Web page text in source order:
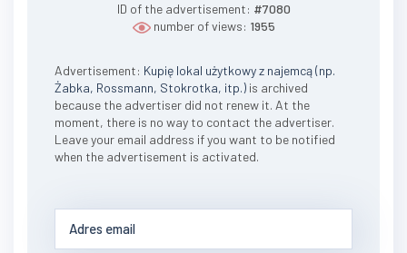
ID of the advertisement: #7080
number of views: 1955
Advertisement: Kupię lokal użytkowy z najemcą (np.
Żabka, Rossmann, Stokrotka, itp.) is archived
because the advertiser did not renew it. At the
moment, there is no way to contact the advertiser.
Leave your email address if you want to be notified
when the advertisement is activated.